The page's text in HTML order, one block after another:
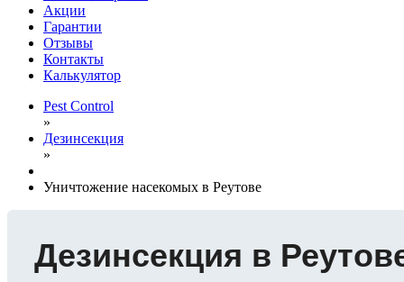
Акции
Гарантии
Отзывы
Контакты
Калькулятор
Pest Control
»
Дезинсекция
»
Уничтожение насекомых в Реутове
Дезинсекция в